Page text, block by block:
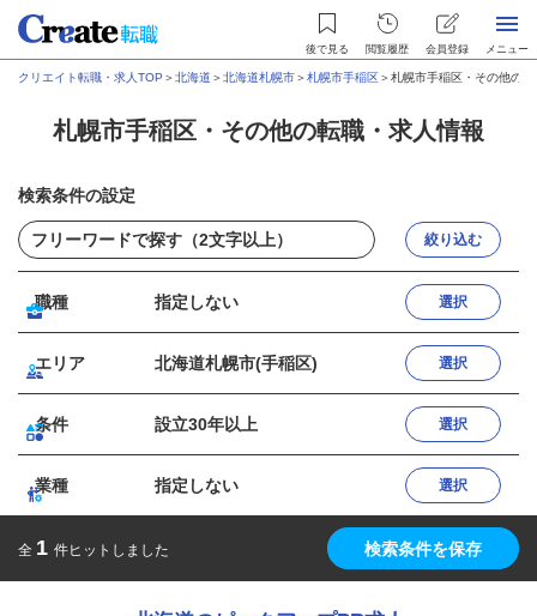
後で見る 閲覧履歴 会員登録 メニュー
クリエイト転職・求人TOP ＞北海道 ＞北海道札幌市＞札幌市手稲区＞札幌市手稲区・その他の
札幌市手稲区・その他の転職・求人情報
検索条件の設定
絞り込む
職種 指定しない 選択
エリア 北海道札幌市(手稲区) 選択
条件 設立30年以上 選択
業種 指定しない 選択
全 1 件ヒットしました 検索条件を保存